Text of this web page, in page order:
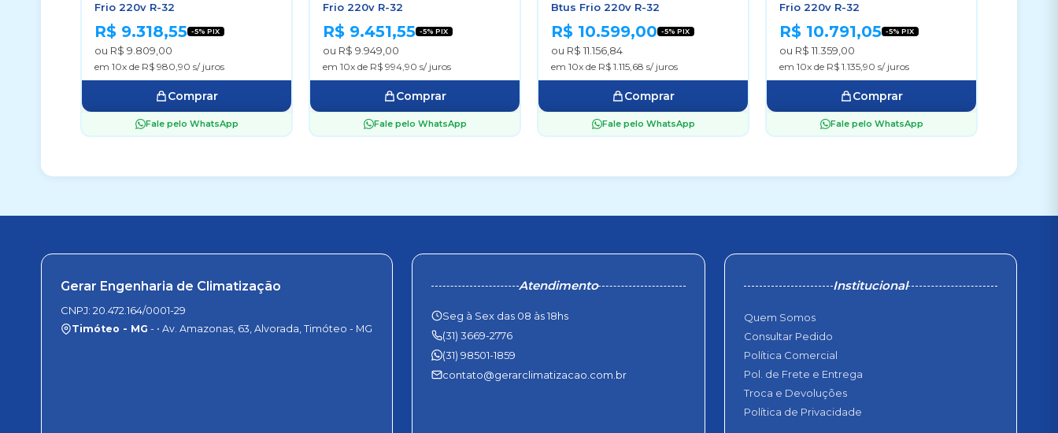
Frio 220v R-32
R$ 9.318,55 -5% PIX
ou R$ 9.809,00
em 10x de R$ 980,90 s/ juros
Comprar
Fale pelo WhatsApp
Frio 220v R-32
R$ 9.451,55 -5% PIX
ou R$ 9.949,00
em 10x de R$ 994,90 s/ juros
Comprar
Fale pelo WhatsApp
Btus Frio 220v R-32
R$ 10.599,00 -5% PIX
ou R$ 11.156,84
em 10x de R$ 1.115,68 s/ juros
Comprar
Fale pelo WhatsApp
Frio 220v R-32
R$ 10.791,05 -5% PIX
ou R$ 11.359,00
em 10x de R$ 1.135,90 s/ juros
Comprar
Fale pelo WhatsApp
Gerar Engenharia de Climatização
CNPJ: 20.472.164/0001-29
Timóteo - MG - • Av. Amazonas, 63, Alvorada, Timóteo - MG
Atendimento
Seg à Sex das 08 às 18hs
(31) 3669-2776
(31) 98501-1859
contato@gerarclimatizacao.com.br
Institucional
Quem Somos
Consultar Pedido
Política Comercial
Pol. de Frete e Entrega
Troca e Devoluções
Política de Privacidade